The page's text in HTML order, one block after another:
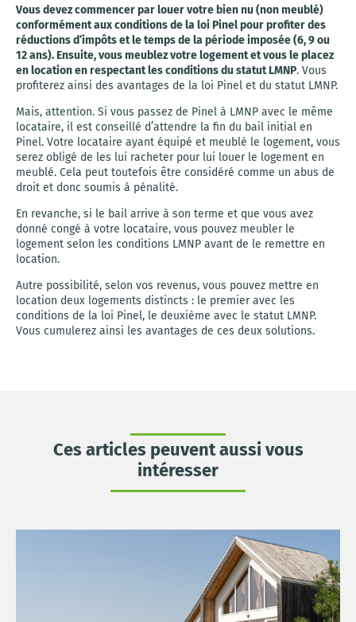
Vous devez commencer par louer votre bien nu (non meublé)
conformément aux conditions de la loi Pinel pour profiter des
réductions d’impôts et le temps de la période imposée (6, 9 ou
12 ans). Ensuite, vous meublez votre logement et vous le placez
en location en respectant les conditions du statut LMNP. Vous
profiterez ainsi des avantages de la loi Pinel et du statut LMNP.
Mais, attention. Si vous passez de Pinel à LMNP avec le même
locataire, il est conseillé d’attendre la fin du bail initial en
Pinel. Votre locataire ayant équipé et meublé le logement, vous
serez obligé de les lui racheter pour lui louer le logement en
meublé. Cela peut toutefois être considéré comme un abus de
droit et donc soumis à pénalité.
En revanche, si le bail arrive à son terme et que vous avez
donné congé à votre locataire, vous pouvez meubler le
logement selon les conditions LMNP avant de le remettre en
location.
Autre possibilité, selon vos revenus, vous pouvez mettre en
location deux logements distincts : le premier avec les
conditions de la loi Pinel, le deuxième avec le statut LMNP.
Vous cumulerez ainsi les avantages de ces deux solutions.
Ces articles peuvent aussi vous
intéresser